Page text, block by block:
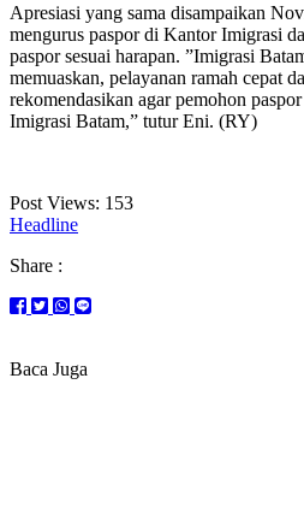
Apresiasi yang sama disampaikan
mengurus paspor di Kantor Imigrasi
paspor sesuai harapan. ”Imigrasi
memuaskan, pelayanan ramah cepat
rekomendasikan agar pemohon
Imigrasi Batam,” tutur Eni. (RY)
Post Views: 153
Headline
Share :
Baca Juga